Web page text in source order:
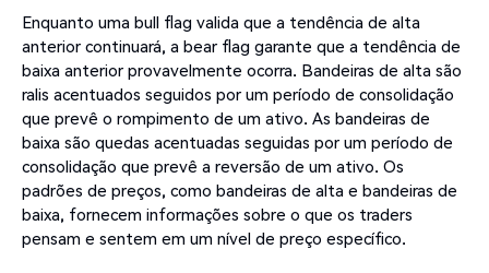
Enquanto uma bull flag valida que a tendência de alta
anterior continuará, a bear flag garante que a tendência de
baixa anterior provavelmente ocorra. Bandeiras de alta são
ralis acentuados seguidos por um período de consolidação
que prevê o rompimento de um ativo. As bandeiras de
baixa são quedas acentuadas seguidas por um período de
consolidação que prevê a reversão de um ativo. Os
padrões de preços, como bandeiras de alta e bandeiras de
baixa, fornecem informações sobre o que os traders
pensam e sentem em um nível de preço específico.